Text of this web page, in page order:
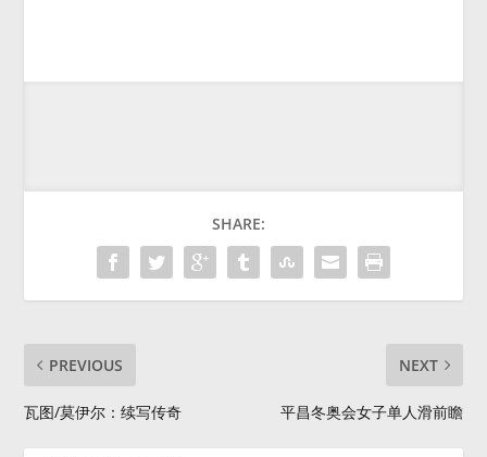
SHARE:
PREVIOUS
瓦图/莫伊尔：续写传奇
NEXT
平昌冬奥会女子单人滑前瞻